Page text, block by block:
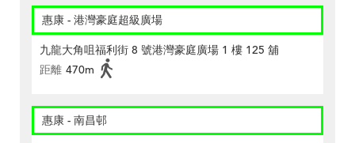
惠康 - 港灣豪庭超級廣場
九龍大角咀福利街 8 號港灣豪庭廣場 1 樓 125 舖
距離 470m
惠康 - 南昌邨